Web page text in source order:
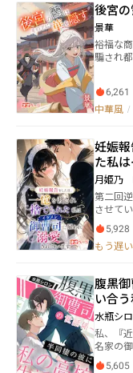
ある日
密を知ってしまう。 さ
社長が
フリを
立。」 こうして幕を開ける、“偽装恋愛”という名の危
ずつ軋み始める――。 そし
が彼女
は、彼
後宮
景華
裕福な
騙され
ようこう》で
は古琴
をつけ
の手紙が届けられ
らせるものだった。
ただ淡
姉の死の
紹介で
自分の
れぞれ
ずつ蘭は
6,261
中華風 /
妊娠
た私
いま
月姫乃
第二回
させていただきます
う……」 微熱に吐き気、眩暈が多くなった私は疑問
に思い
喜んで
る京極
料とし
愛して
い命も
身を投げ
とある
5,928
もう遅い
腹黒
い合
水瓶シ
私、『
名家の
常を共
5,605